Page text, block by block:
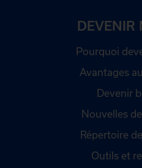
DEVENIR
Pourquoi
Avantages
Devenir
Nouvelles
Répertoire
Outils et